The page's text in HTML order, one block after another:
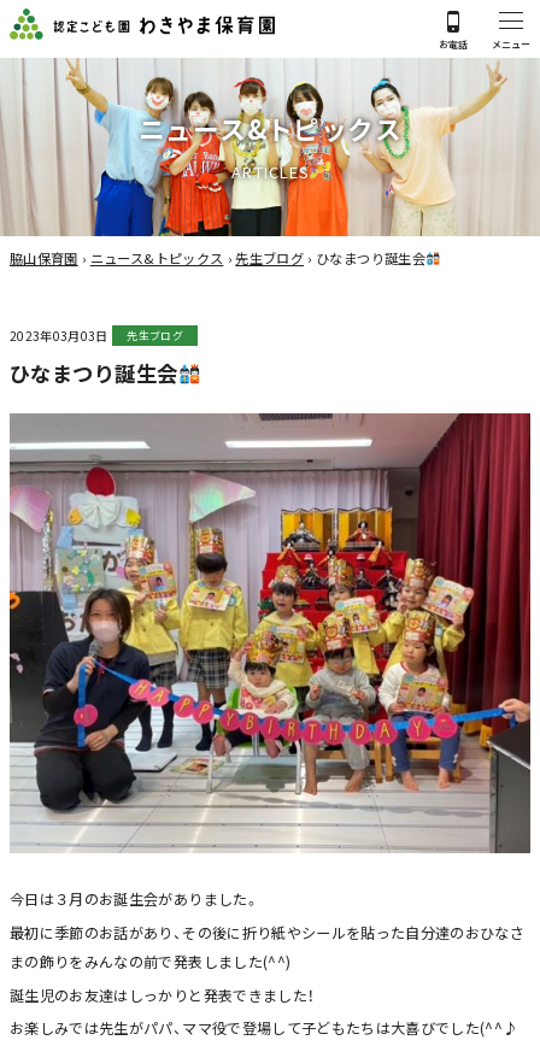
ニュース&トピックス
ARTICLES
脇山保育園 › ニュース&トピックス ›先生ブログ › ひなまつり誕生会
2023年03月03日 先生ブログ
ひなまつり誕生会
今日は３月のお誕生会がありました。
最初に季節のお話があり、その後に折り紙やシールを貼った自分達のおひなさ
まの飾りをみんなの前で発表しました(^^)
誕生児のお友達はしっかりと発表できました！
お楽しみでは先生がパパ、ママ役で登場して子どもたちは大喜びでした(^^♪